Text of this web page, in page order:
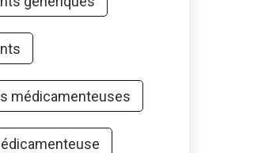
médicamenteuses